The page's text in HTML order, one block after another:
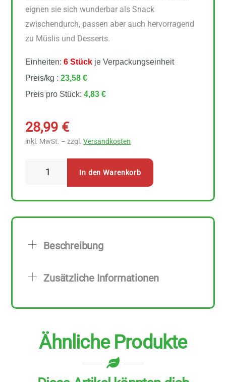
eignen sie sich wunderbar als Snack
zwischendurch, passen aber auch hervorragend
zu Müslis und Desserts.
Einheiten:6 Stück je Verpackungseinheit
Preis/kg :23,58 €
Preis pro Stück:4,83 €
28,99 €
inkl. MwSt. – zzgl.Versandkosten
zu
Menge
In den Warenkorb
Beschreibung
Zusätzliche Informationen
Ähnliche Produkte